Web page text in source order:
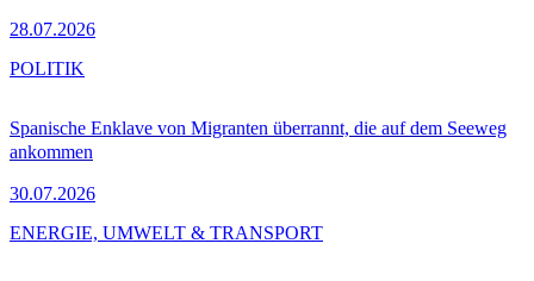
28.07.2026
Spanische Enklave von Migranten überrannt, die auf dem Seeweg
ankommen
30.07.2026
POLITIK
ENERGIE, UMWELT & TRANSPORT